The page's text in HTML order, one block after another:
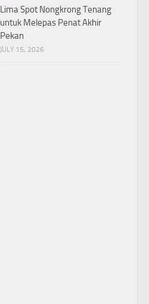
Lima Spot Nongkrong Tenang
untuk Melepas Penat Akhir
Pekan
JULY 15, 2026